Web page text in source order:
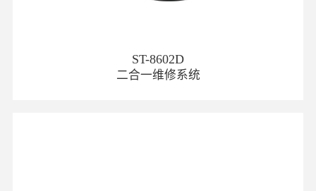
ST-8602D
二合一维修系统